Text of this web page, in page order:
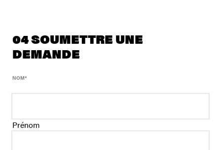
04 SOUMETTRE UNE
DEMANDE
NOM*
Prénom